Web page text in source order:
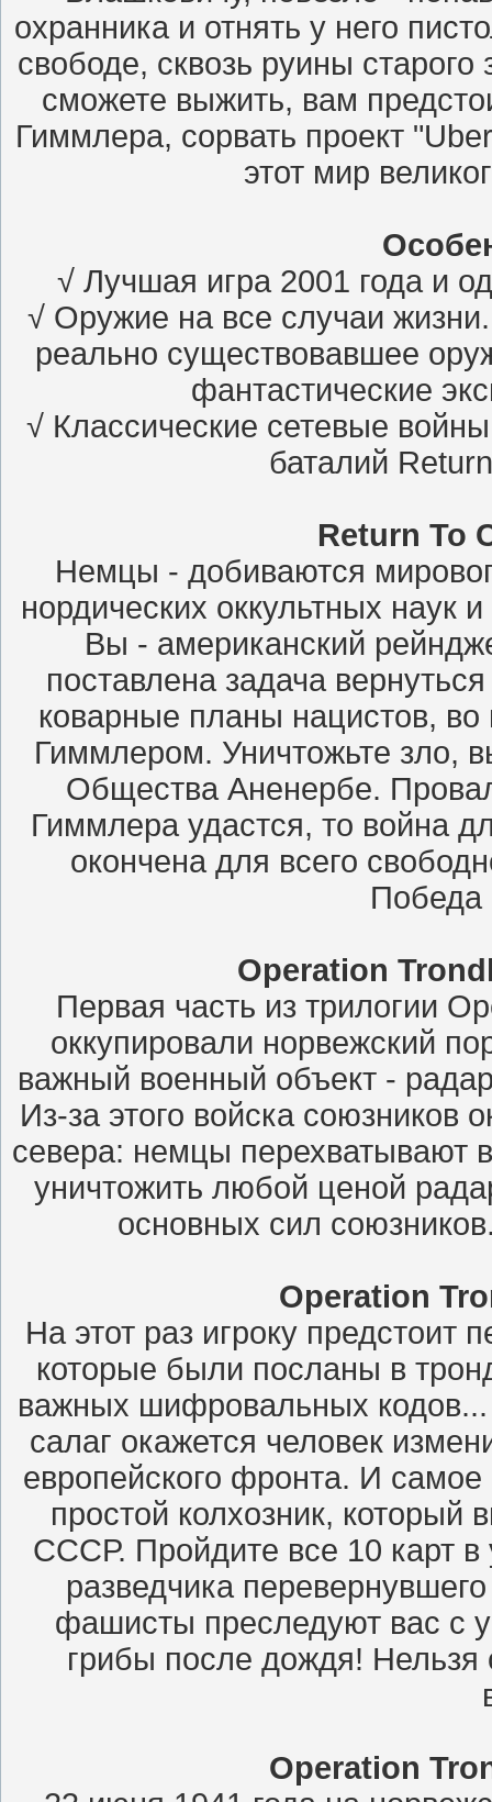
охранника и отнять у него
свободе, сквозь руины
сможете выжить, вам
Гиммлера, сорвать проект
этот мир
√ Лучшая игра 2001 года и
√ Оружие на все случаи
реально существовавшее
фантастические
√ Классические сетевые
баталий
Return To
Немцы - добиваются
нордических оккультных наук
Вы - американский
поставлена задача
коварные планы нацистов,
Гиммлером. Уничтожьте зло,
Общества Аненербе.
Гиммлера удастся, то война
окончена для всего
Победа
Operation
Первая часть из трилогии
оккупировали норвежский
важный военный объект -
Из-за этого войска союзников
севера: немцы перехватывают
уничтожить любой ценой
основных сил
Operation
На этот раз игроку предстоит
которые были посланы в
важных шифровальных кодов...
салаг окажется человек
европейского фронта. И
простой колхозник, который
СССР. Пройдите все 10 карт в
разведчика
фашисты преследуют вас с
грибы после дождя! Нельзя
Operation